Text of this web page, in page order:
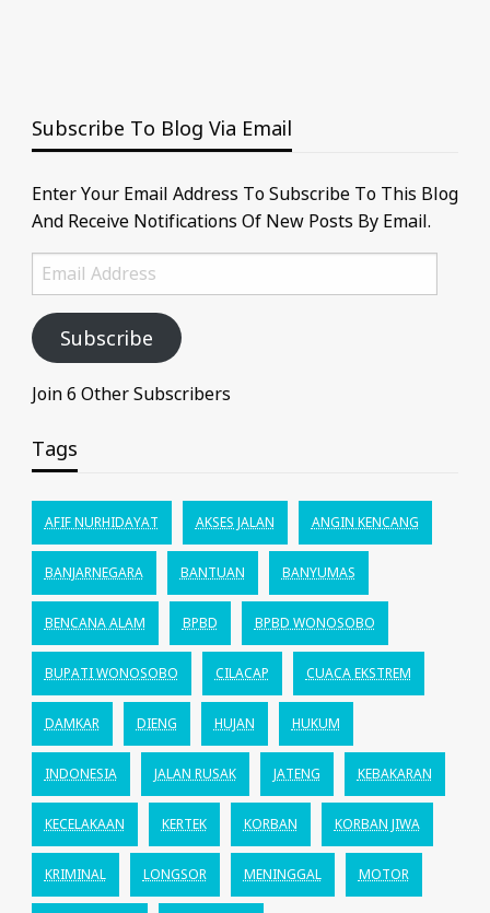
Subscribe To Blog Via Email
Enter Your Email Address To Subscribe To This Blog
And Receive Notifications Of New Posts By Email.
Email
Address
Subscribe
Join 6 Other Subscribers
Tags
AFIF NURHIDAYAT AKSES JALAN ANGIN KENCANG
BANJARNEGARA BANTUAN BANYUMAS
BENCANA ALAM BPBD BPBD WONOSOBO
BUPATI WONOSOBO CILACAP CUACA EKSTREM
DAMKAR DIENG HUJAN HUKUM
INDONESIA JALAN RUSAK JATENG KEBAKARAN
KECELAKAAN KERTEK KORBAN KORBAN JIWA
KRIMINAL LONGSOR MENINGGAL MOTOR